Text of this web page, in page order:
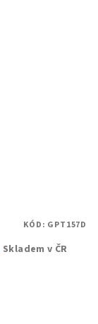
Skladem v ČR
KÓD: GPT157D